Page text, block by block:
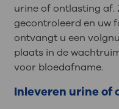
urine of ontlasting af.
gecontroleerd en uw
ontvangt u een
plaats in de
voor bloedafname.
Inleveren urine of